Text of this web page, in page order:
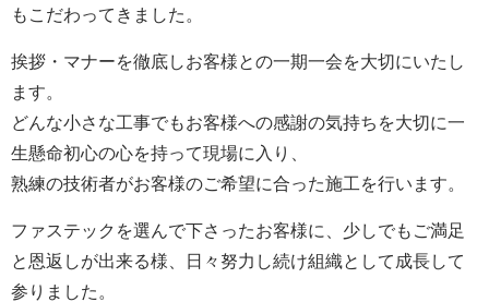
もこだわってきました。
挨拶・マナーを徹底しお客様との一期一会を大切にいたし
ます。
どんな小さな工事でもお客様への感謝の気持ちを大切に一
生懸命初心の心を持って現場に入り、
熟練の技術者がお客様のご希望に合った施工を行います。
ファステックを選んで下さったお客様に、少しでもご満足
と恩返しが出来る様、日々努力し続け組織として成長して
参りました。